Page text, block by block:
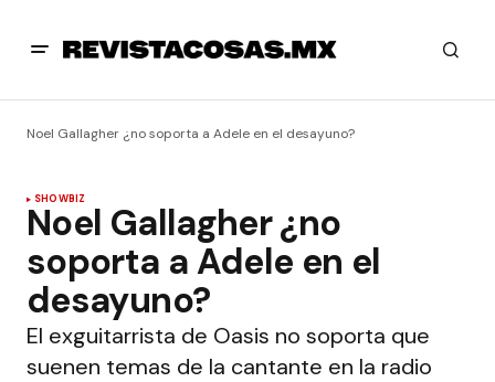
Noel Gallagher ¿no soporta a Adele en el desayuno?
SHOWBIZ
Noel Gallagher ¿no
soporta a Adele en el
desayuno?
El exguitarrista de Oasis no soporta que
suenen temas de la cantante en la radio